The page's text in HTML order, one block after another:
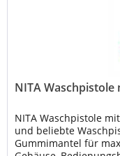
NITA
NITA Waschpistole
und beliebte
Gummimantel für